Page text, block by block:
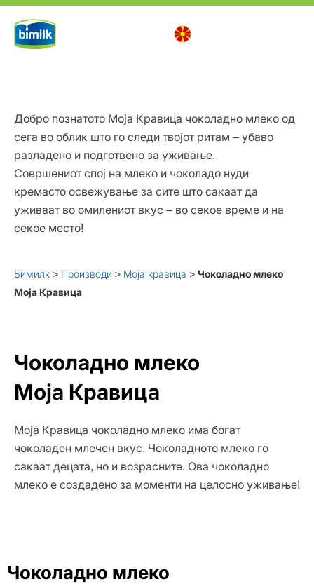
Skip
content
Добро познатото Моја Кравица чоколадно млеко од
сега во облик што го следи твојот ритам – убаво
разладено и подготвено за уживање.
Совршениот спој на млеко и чоколадо нуди
кремасто освежување за сите што сакаат да
уживаат во омилениот вкус – во секое време и на
секое место!
Бимилк > Производи > Моја кравица > Чоколадно млеко
Моја Кравица
Чоколадно млеко
Моја Кравица
Моја Кравица чоколадно млеко има богат
чоколаден млечен вкус. Чоколадното млеко го
сакаат децата, но и возрасните. Ова чоколадно
млеко е создадено за моменти на целосно уживање!
Чоколадно млеко